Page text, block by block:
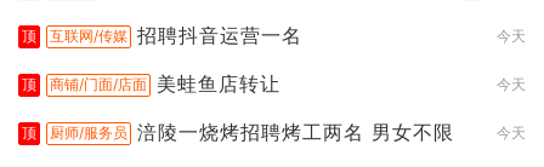
顶 互联网/传媒 招聘抖音运营一名 今天
顶 商铺/门面/店面 美蛙鱼店转让 今天
顶 厨师/服务员 涪陵一烧烤招聘烤工两名 男女不限 今天